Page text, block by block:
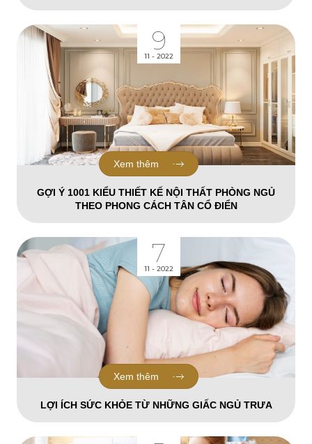
9
11 - 2022
GỢI Ý 1001 KIỂU THIẾT KẾ NỘI THẤT PHÒNG NGỦ
THEO PHONG CÁCH TÂN CỔ ĐIỂN
Xem thêm
7
11 - 2022
LỢI ÍCH SỨC KHỎE TỪ NHỮNG GIẤC NGỦ TRƯA
Xem thêm